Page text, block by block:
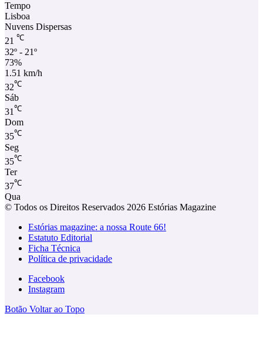
Tempo
Lisboa
Nuvens Dispersas
21 ℃
32º - 21º
73%
1.51 km/h
32℃
Sáb
31 ℃
Dom
35℃
Seg
35℃
Ter
37℃
Qua
© Todos os Direitos Reservados 2026 Estórias Magazine
Estórias magazine: a nossa Route 66!
Estatuto Editorial
Ficha Técnica
Política de privacidade
Facebook
Instagram
Botão Voltar ao Topo